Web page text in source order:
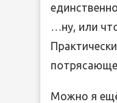
…ну, или
Можно я